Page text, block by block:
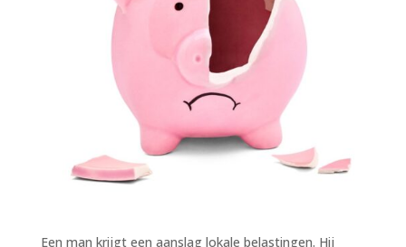
Een man krijgt een aanslag lokale belastingen. Hij